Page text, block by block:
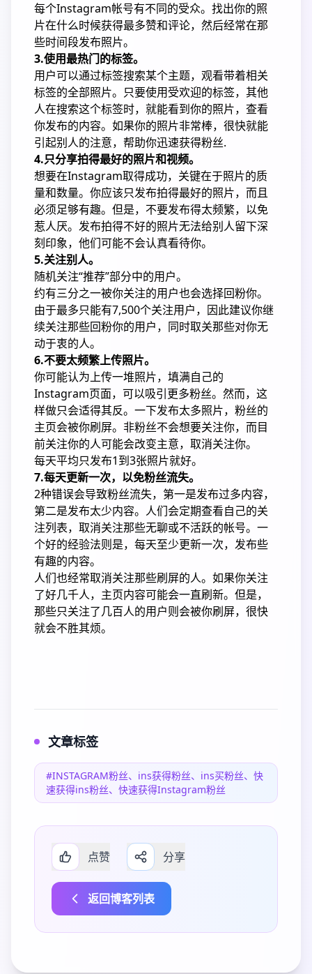
每个Instagram帐号有不同的受众。找出你的照
片在什么时候获得最多赞和评论，然后经常在那
些时间段发布照片。
3.使用最热门的标签。
用户可以通过标签搜索某个主题，观看带着相关
标签的全部照片。只要使用受欢迎的标签，其他
人在搜索这个标签时，就能看到你的照片，查看
你发布的内容。如果你的照片非常棒，很快就能
引起别人的注意，帮助你迅速获得粉丝.
4.只分享拍得最好的照片和视频。
想要在Instagram取得成功，关键在于照片的质
量和数量。你应该只发布拍得最好的照片，而且
必须足够有趣。但是，不要发布得太频繁，以免
惹人厌。发布拍得不好的照片无法给别人留下深
刻印象，他们可能不会认真看待你。
5.关注别人。
随机关注“推荐”部分中的用户。
约有三分之一被你关注的用户也会选择回粉你。
由于最多只能有7,500个关注用户，因此建议你继
续关注那些回粉你的用户，同时取关那些对你无
动于衷的人。
6.不要太频繁上传照片。
你可能认为上传一堆照片，填满自己的
Instagram页面，可以吸引更多粉丝。然而，这
样做只会适得其反。一下发布太多照片，粉丝的
主页会被你刷屏。非粉丝不会想要关注你，而目
前关注你的人可能会改变主意，取消关注你。
每天平均只发布1到3张照片就好。
7.每天更新一次，以免粉丝流失。
2种错误会导致粉丝流失，第一是发布过多内容，
第二是发布太少内容。人们会定期查看自己的关
注列表，取消关注那些无聊或不活跃的帐号。一
个好的经验法则是，每天至少更新一次，发布些
有趣的内容。
人们也经常取消关注那些刷屏的人。如果你关注
了好几千人，主页内容可能会一直刷新。但是，
那些只关注了几百人的用户则会被你刷屏，很快
就会不胜其烦。
文章标签
#INSTAGRAM粉丝、ins获得粉丝、ins买粉丝、快
速获得ins粉丝、快速获得Instagram粉丝
点赞 分享
返回博客列表